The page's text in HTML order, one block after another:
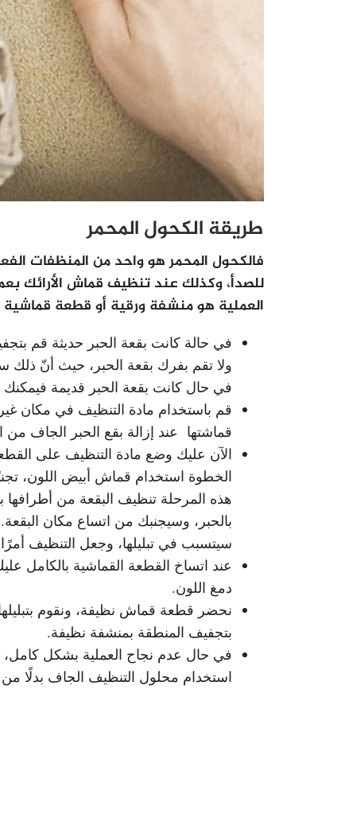
طريقة الكحول المحمر
فالكحول المحمر هو واحد من المنظفات
للصدأ، وكذلك عند تنظيف قماش الأرائك
العملية هو منشفة ورقية أو قطعة قماشية
في حالة كانت بقعة الحبر حديثة قم
ولا تقم بفرك بقعة الحبر، حيث أنّ ذلك
في حال كانت بقعة الحبر قديمة
قم باستخدام مادة التنظيف في مكان غير
قماشتها عند إزالة بقع الحبر الجاف
الآن عليك وضع مادة التنظيف على
الخطوة استخدام قماش أبيض اللون،
هذه المرحلة تنظيف البقعة من أطرافها
بالحبر، وسيجنبك من اتساع مكان
سيتسبب في تبليلها، وجعل التنظيف
عند اتساخ القطعة القماشية بالكامل
دمغ اللون.
نحضر قطعة قماش نظيفة، ونقوم
بتجفيف المنطقة بمنشفة نظيفة.
في حال عدم نجاح العملية بشكل كامل،
استخدام محلول التنظيف الجاف بدلًا